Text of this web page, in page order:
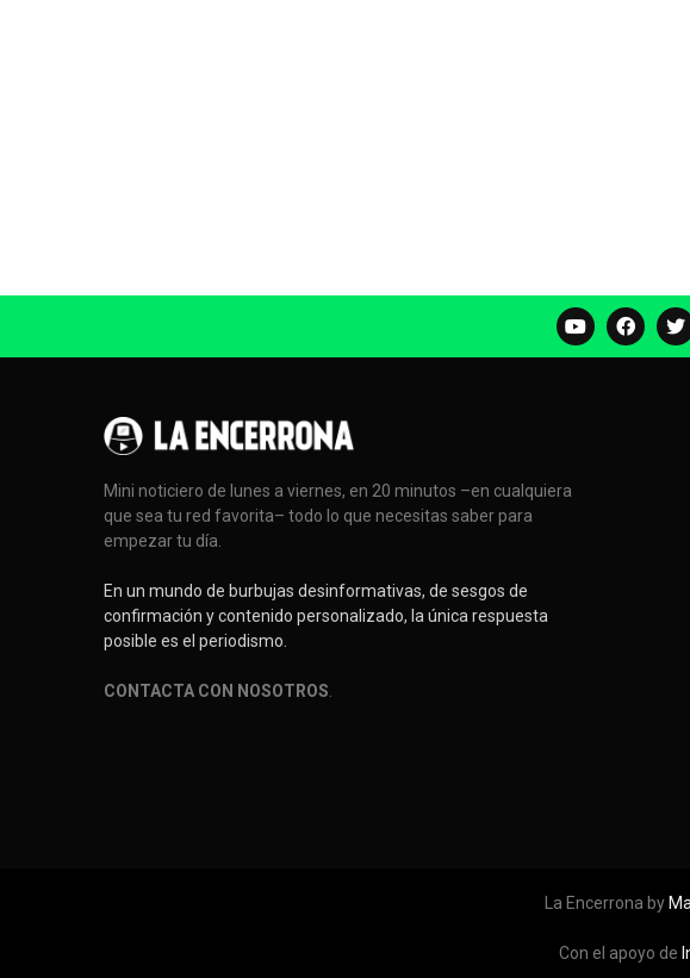
Mini noticiero de lunes a viernes, en 20 minutos –en cualquiera
que sea tu red favorita– todo lo que necesitas saber para
empezar tu día.
En un mundo de burbujas desinformativas, de sesgos de
confirmación y contenido personalizado, la única respuesta
posible es el periodismo.
CONTACTA CON NOSOTROS
La Encerrona by
Con el apoyo de